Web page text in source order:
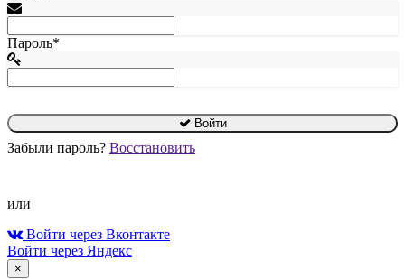
Пароль*
Войти
Забыли пароль? Восстановить
или
Войти через Вконтакте
Войти через Яндекс
×